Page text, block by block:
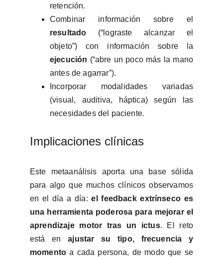
retención.
Combinar información sobre el
resultado (“lograste alcanzar el
objeto”) con información sobre la
ejecución (“abre un poco más la mano
antes de agarrar”).
Incorporar modalidades variadas
(visual, auditiva, háptica) según las
necesidades del paciente.
Implicaciones clínicas
Este metaanálisis aporta una base sólida
para algo que muchos clínicos observamos
en el día a día:el feedback extrínseco es
una herramienta poderosa para mejorar el
aprendizaje motor tras un ictus. El reto
está enajustar su tipo, frecuencia y
momento a cada persona, de modo que se